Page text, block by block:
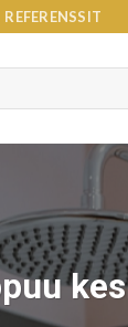
REFERENSSIT